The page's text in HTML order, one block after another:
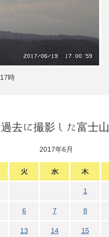
17時
過去に撮影した富士山
2017年6月
1
6 7 8
13 14 15